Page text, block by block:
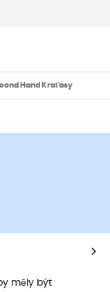
Hand Kraťasy
měly být